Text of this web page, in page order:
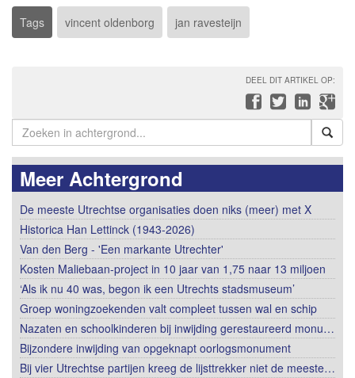
Tags vincent oldenborg jan ravesteijn
DEEL DIT ARTIKEL OP:
Meer Achtergrond
De meeste Utrechtse organisaties doen niks (meer) met X
Historica Han Lettinck (1943-2026)
Van den Berg - 'Een markante Utrechter'
Kosten Maliebaan-project in 10 jaar van 1,75 naar 13 miljoen
‘Als ik nu 40 was, begon ik een Utrechts stadsmuseum’
Groep woningzoekenden valt compleet tussen wal en schip
Nazaten en schoolkinderen bij inwijding gerestaureerd monu…
Bijzondere inwijding van opgeknapt oorlogsmonument
Bij vier Utrechtse partijen kreeg de lijsttrekker niet de meeste…